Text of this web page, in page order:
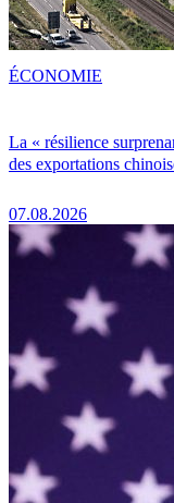
La « résilience
des exportations
07.08.2026
ÉCONOMIE